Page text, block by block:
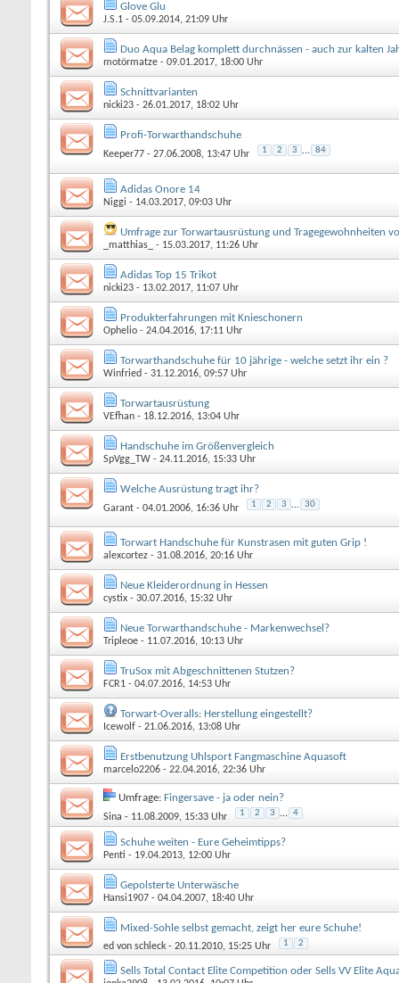
Glove Glu
J.S.1 - 05.09.2014, 21:09 Uhr
Duo Aqua Belag komplett durchnässen - auch zur kalten
motörmatze - 09.01.2017, 18:00 Uhr
Schnittvarianten
nicki23 - 26.01.2017, 18:02 Uhr
Profi-Torwarthandschuhe
Keeper77 - 27.06.2008, 13:47 Uhr 1 2 3 ... 84
Adidas Onore 14
Niggi - 14.03.2017, 09:03 Uhr
Umfrage zur Torwartausrüstung und Tragegewohnheiten
_matthias_ - 15.03.2017, 11:26 Uhr
Adidas Top 15 Trikot
nicki23 - 13.02.2017, 11:07 Uhr
Produkterfahrungen mit Knieschonern
Ophelio - 24.04.2016, 17:11 Uhr
Torwarthandschuhe für 10 jährige - welche setzt ihr ein ?
Winfried - 31.12.2016, 09:57 Uhr
Torwartausrüstung
VEfhan - 18.12.2016, 13:04 Uhr
Handschuhe im Größenvergleich
SpVgg_TW - 24.11.2016, 15:33 Uhr
Welche Ausrüstung tragt ihr?
Garant - 04.01.2006, 16:36 Uhr 1 2 3 ... 30
Torwart Handschuhe für Kunstrasen mit guten Grip !
alexcortez - 31.08.2016, 20:16 Uhr
Neue Kleiderordnung in Hessen
cystix - 30.07.2016, 15:32 Uhr
Neue Torwarthandschuhe - Markenwechsel?
Tripleoe - 11.07.2016, 10:13 Uhr
TruSox mit Abgeschnittenen Stutzen?
FCR1 - 04.07.2016, 14:53 Uhr
Torwart-Overalls: Herstellung eingestellt?
Icewolf - 21.06.2016, 13:08 Uhr
Erstbenutzung Uhlsport Fangmaschine Aquasoft
marcelo2206 - 22.04.2016, 22:36 Uhr
Umfrage: Fingersave - ja oder nein?
Sina - 11.08.2009, 15:33 Uhr 1 2 3 ... 4
Schuhe weiten - Eure Geheimtipps?
Penti - 19.04.2013, 12:00 Uhr
Gepolsterte Unterwäsche
Hansi1907 - 04.04.2007, 18:40 Uhr
Mixed-Sohle selbst gemacht, zeigt her eure Schuhe!
ed von schleck - 20.11.2010, 15:25 Uhr 1 2
Sells Total Contact Elite Competition oder Sells VV Elite